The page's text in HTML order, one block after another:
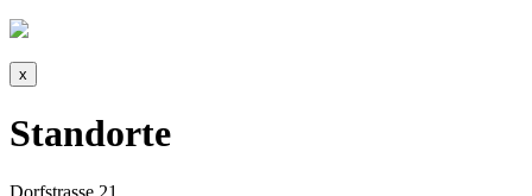
x
Standorte
Dorfstrasse 21